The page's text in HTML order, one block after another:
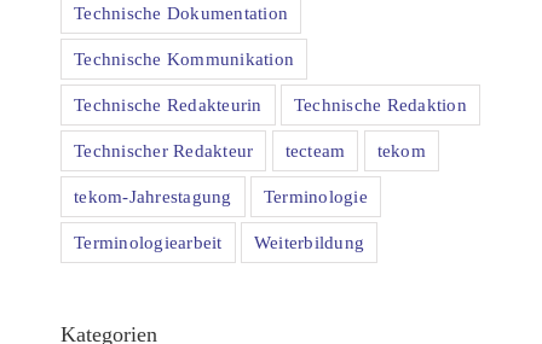
Technische Dokumentation
Technische Kommunikation
Technische Redakteurin Technische Redaktion
Technischer Redakteur tecteam tekom
tekom-Jahrestagung Terminologie
Terminologiearbeit Weiterbildung
Kategorien